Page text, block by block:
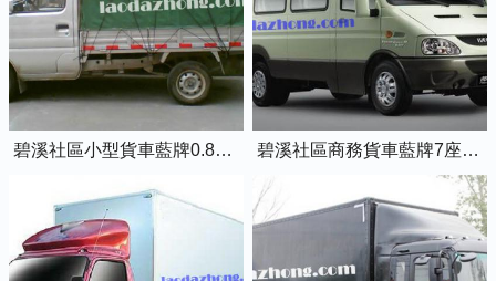
碧溪社區小型貨車藍牌0.8噸小卡車 碧溪社區商務貨車藍牌7座依維柯全順車